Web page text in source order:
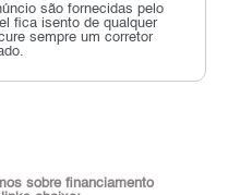
são fornecidas pelo
fica isento de qualquer
sempre um corretor
sobre financiamento